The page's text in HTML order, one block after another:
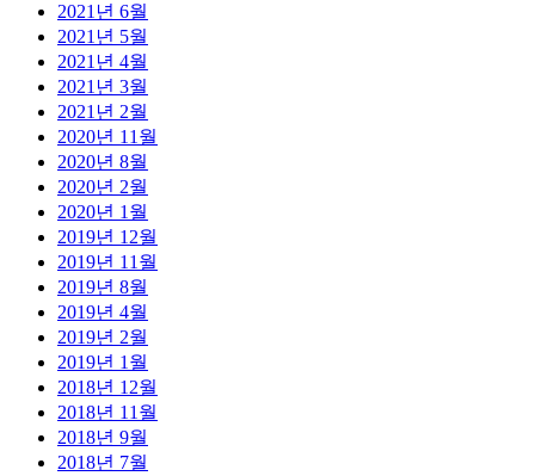
2021년 6월
2021년 5월
2021년 4월
2021년 3월
2021년 2월
2020년 11월
2020년 8월
2020년 2월
2020년 1월
2019년 12월
2019년 11월
2019년 8월
2019년 4월
2019년 2월
2019년 1월
2018년 12월
2018년 11월
2018년 9월
2018년 7월